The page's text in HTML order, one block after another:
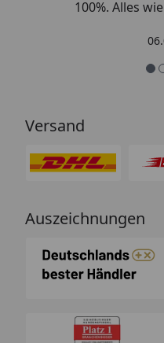
100%. Alles
Versand
Auszeichnungen